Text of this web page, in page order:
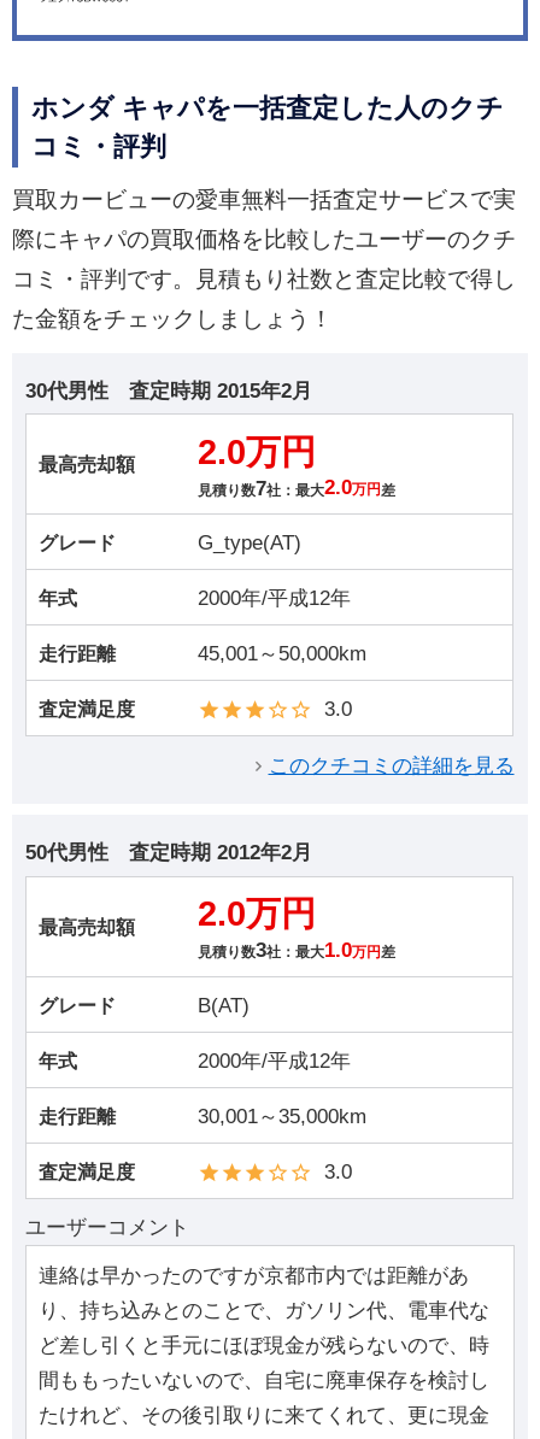
ホンダ キャパを一括査定した人のクチ
コミ・評判
買取カービューの愛車無料一括査定サービスで実
際にキャパの買取価格を比較したユーザーのクチ
コミ・評判です。見積もり社数と査定比較で得し
た金額をチェックしましょう！
30代男性 査定時期 2015年2月
最高売却額 2.0万円
見積り数7社：最大2.0万円 差
グレード G_type(AT)
年式 2000年/平成12年
走行距離 45,001～50,000km
査定満足度 3.0
このクチコミの詳細を見る
50代男性 査定時期 2012年2月
最高売却額 2.0万円
見積り数3社：最大1.0万円差
グレード B(AT)
年式 2000年/平成12年
走行距離 30,001～35,000km
査定満足度 3.0
ユーザーコメント
連絡は早かったのですが京都市内では距離があ
り、持ち込みとのことで、ガソリン代、電車代な
ど差し引くと手元にほぼ現金が残らないので、時
間ももったいないので、自宅に廃車保存を検討し
たけれど、その後引取りに来てくれて、更に現金